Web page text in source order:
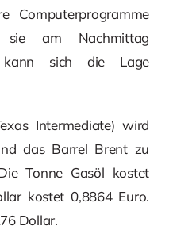
Computerprogramme
am Nachmittag
kann sich die Lage
Intermediate) wird
das Barrel Brent zu
Tonne Gasöl kostet
kostet 0,8864 Euro.
Dollar.